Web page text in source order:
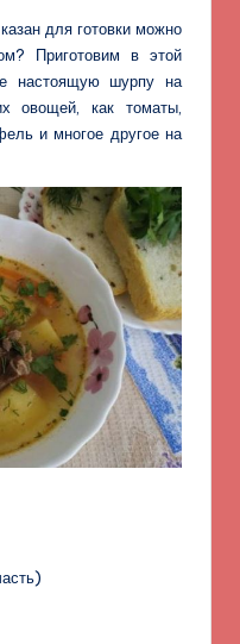
для готовки можно
Приготовим в этой
настоящую шурпу на
овощей, как томаты,
и многое другое на